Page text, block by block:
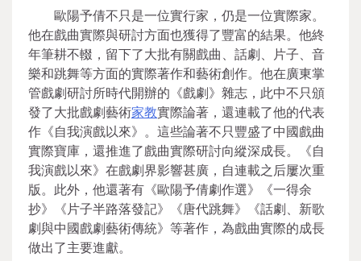
歐陽予倩不只是一位實行家，仍是一位實際家。
他在戲曲實際與研討方面也獲得了豐富的結果。他終
年筆耕不輟，留下了大批有關戲曲、話劇、片子、音
樂和跳舞等方面的實際著作和藝術創作。他在廣東掌
管戲劇研討所時代開辦的《戲劇》雜志，此中不只頒
發了大批戲劇藝術家教實際論著，還連載了他的代表
作《自我演戲以來》。這些論著不只豐盛了中國戲曲
實際寶庫，還推進了戲曲實際研討向縱深成長。《自
我演戲以來》在戲劇界影響甚廣，自連載之后屢次重
版。此外，他還著有《歐陽予倩劇作選》《一得余
抄》《片子半路落發記》《唐代跳舞》《話劇、新歌
劇與中國戲劇藝術傳統》等著作，為戲曲實際的成長
做出了主要進獻。